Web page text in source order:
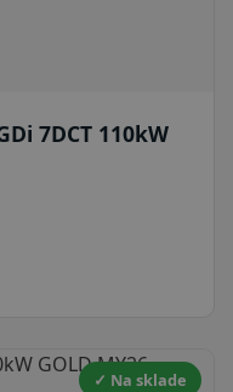
7DCT 110kW
✓ Na sklade